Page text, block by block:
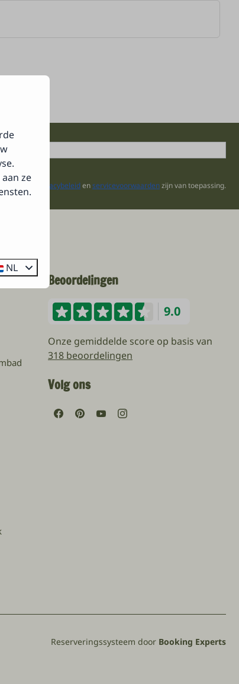
privacybeleidenservicevoorwaardenzijn van toepassing.
Beoordelingen
9.0
Onze gemiddelde score op basis van
318 beoordelingen
Volg ons
Reserveringssysteem door Booking Experts
ze
NL